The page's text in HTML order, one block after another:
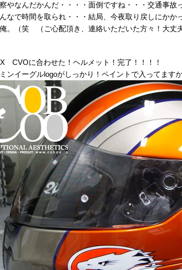
やなんだかんだ・・・・面倒ですね・・・交通事故
なで時間を取られ・・・結局、今夜取り戻しにかか
。（笑 （ご心配頂き、連絡いただいた方々！大丈
CVOに合わせた！ヘルメット！完了！！！！
ンイーグルlogoがしっかり！ペイントで入ってます